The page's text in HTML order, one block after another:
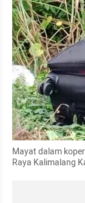
Mayat dalam
Raya Kalimalang